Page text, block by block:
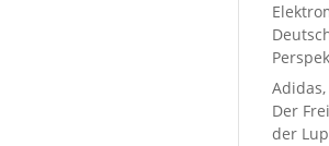
Adidas,
Der
der